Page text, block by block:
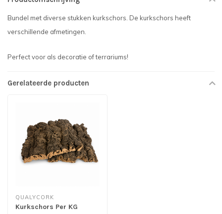
Bundel met diverse stukken kurkschors. De kurkschors heeft
verschillende afmetingen.
Perfect voor als decoratie of terrariums!
Gerelateerde producten
QUALYCORK
Kurkschors Per KG